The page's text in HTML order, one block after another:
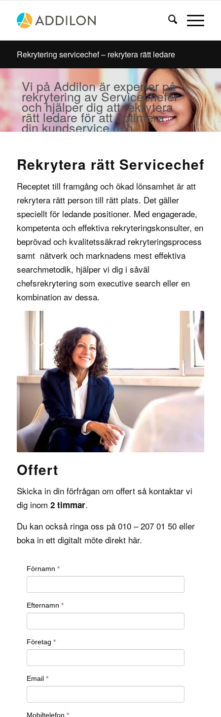
Rekrytering servicechef – rekrytera rätt ledare
Vi på Addilon är experter på
rekrytering av Servicechefer
och hjälper dig att rekrytera
rätt ledare för att optimera
din kundservice och
verksamhet.
Rekrytera rätt Servicechef
Receptet till framgång och ökad lönsamhet är att
rekrytera rätt person till rätt plats. Det gäller
speciellt för ledande positioner. Med engagerade,
kompetenta och effektiva rekryteringskonsulter, en
beprövad och kvalitetssäkrad rekryteringsprocess
samt nätverk och marknadens mest effektiva
searchmetodik, hjälper vi dig i såväl
chefsrekryteringsom executive searcheller en
kombination av dessa.
Offert
Skicka in din förfrågan om offert så kontaktar vi
dig inom 2 timmar.
Du kan också ringa oss på 010 – 207 01 50 eller
boka in ett digitalt möte direkt här.